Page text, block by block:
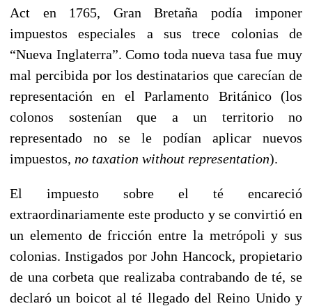
Act en 1765, Gran Bretaña podía imponer
impuestos especiales a sus trece colonias de
“Nueva Inglaterra”. Como toda nueva tasa fue muy
mal percibida por los destinatarios que carecían de
representación en el Parlamento Británico (los
colonos sostenían que a un territorio no
representado no se le podían aplicar nuevos
impuestos, no taxation without representation).
El impuesto sobre el té encareció
extraordinariamente este producto y se convirtió en
un elemento de fricción entre la metrópoli y sus
colonias. Instigados por John Hancock, propietario
de una corbeta que realizaba contrabando de té, se
declaró un boicot al té llegado del Reino Unido y